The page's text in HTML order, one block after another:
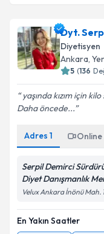
Dyt.
Diyetisyen
Ankara
5 (136
yaşında kızım için
Daha öncede...
Adres 1
Serpil Demirci
Diyet Danışmanlık
Velux Ankara İnönü Mah.
En Yakın Saatler